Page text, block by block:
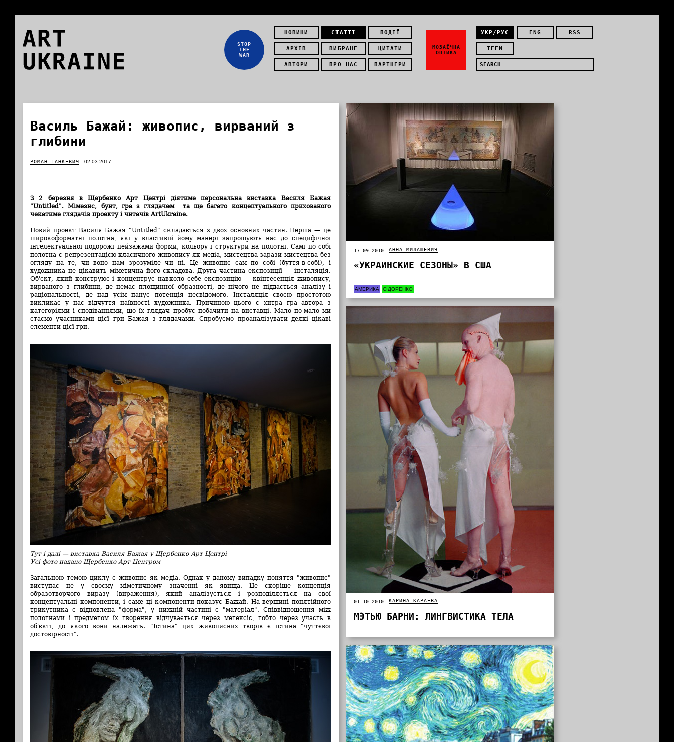
ART
UKRAINE
НОВИНИ СТАТТІ ПОДІЇ
АРХІВ ВИБРАНЕ ЦИТАТИ
АВТОРИ ПРО НАС ПАРТНЕРИ
STOP
THE
WAR
УКР/РУС ENG RSS
ТЕГИ
МОЗАЇЧНА
ОПТИКА
Василь Бажай: живопис, вирваний з
глибини
РОМАН ГАНКЕВИЧ 02.03.2017
З 2 березня в Щербенко Арт Центрі діятиме персональна виставка Василя Бажая
"Untitled". Мімезис, бунт, гра з глядачем та ще багато концептуального прихованого
чекатиме глядачів проекту і читачів ArtUkraine.
Новий проект Василя Бажая "Untitled" складається з двох основних частин. Перша—це
широкоформатні полотна, які у властивій йому манері запрошують нас до специфічної
інтелектуальної подорожі пейзажами форми, кольору і структури на полотні. Самі по собі
полотна є репрезентацією класичного живопису як медіа, мистецтва зарази мистецтва без
огляду на те, чи воно нам зрозуміле чи ні. Це живопис сам по собі (буття-в-собі), і
художника не цікавить міметична його складова. Друга частина експозиції—інсталяція.
Об'єкт, який конструює і концентрує навколо себе експозицію —квінтесенція живопису,
вирваного з глибини, де немає площинної образності, де нічого не піддається аналізу і
раціональності, де над усім панує потенція несвідомого. Інсталяція своєю простотою
викликає у нас відчуття наївності художника. Причиною цього є хитра гра автора з
категоріями і сподіваннями, що їх глядач пробує побачити на виставці. Мало по-мало ми
стаємо учасниками цієї гри Бажая з глядачами. Спробуємо проаналізувати деякі цікаві
елементи цієї гри.
Тут і далі — виставка Василя Бажая у Щербенко Арт Центрі
Усі фото надано Щербенко Арт Центром
Загальною темою циклу є живопис як медіа. Однак у даному випадку поняття "живопис"
виступає не у своєму міметичному значенні як явища. Це скоріше концепція
образотворчого виразу (вираження), який аналізується і розподіляється на свої
концептуальні компоненти, і саме ці компоненти показує Бажай. На вершині понятійного
трикутника є відновлена "форма", у нижній частині є "матеріал". Співвідношення між
полотнами і предметом їх творення відчувається через метексіс, тобто через участь в
об'єкті, до якого вони належать. "Істина" цих живописних творів є істина "чуттєвої
достовірності".
17.09.2010 АННА МИЛАШЕВИЧ
«УКРАИНСКИЕ СЕЗОНЫ» В США
АМЕРИКА СІДОРЕНКО
01.10.2010 КАРИНА КАРАЕВА
МЭТЬЮ БАРНИ: ЛИНГВИСТИКА ТЕЛА